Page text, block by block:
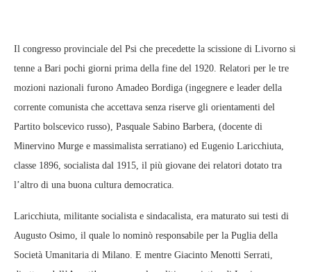
Il congresso provinciale del Psi che precedette la scissione di Livorno si
tenne a Bari pochi giorni prima della fine del 1920. Relatori per le tre
mozioni nazionali furono Amadeo Bordiga (ingegnere e leader della
corrente comunista che accettava senza riserve gli orientamenti del
Partito bolscevico russo), Pasquale Sabino Barbera, (docente di
Minervino Murge e massimalista serratiano) ed Eugenio Laricchiuta,
classe 1896, socialista dal 1915, il più giovane dei relatori dotato tra
l’altro di una buona cultura democratica.
Laricchiuta, militante socialista e sindacalista, era maturato sui testi di
Augusto Osimo, il quale lo nominò responsabile per la Puglia della
Società Umanitaria di Milano. E mentre Giacinto Menotti Serrati,